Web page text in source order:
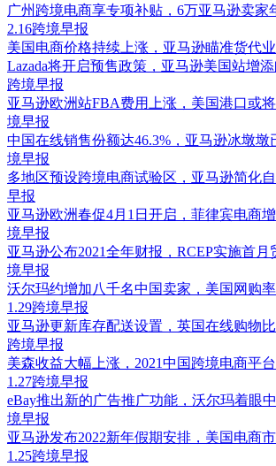
广州跨境电商享专项补贴，6万亚马逊卖家
2.16跨境早报
美国电商价格持续上涨，亚马逊瞄准货代
Lazada将开启预售政策，亚马逊美国站增
跨境早报
亚马逊欧洲站FBA费用上涨，美国港口或
境早报
中国在线销售份额达46.3%，亚马逊冰墩墩
境早报
多地区预设跨境电商试验区，亚马逊简化
早报
亚马逊欧洲春促4月1日开启，菲律宾电商
境早报
亚马逊公布2021全年财报，RCEP实施首月
境早报
沃尔玛约增加八千名中国卖家，美国网购
1.29跨境早报
亚马逊更新库存配送设置，英国在线购物
跨境早报
美森收益大幅上涨，2021中国跨境电商平
1.27跨境早报
eBay推出新的广告推广功能，沃尔玛着眼
境早报
亚马逊发布2022新年假期安排，美国电商
1.25跨境早报